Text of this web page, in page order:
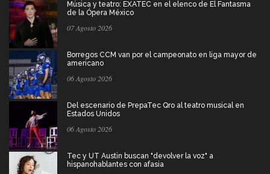
Música y teatro: EXATEC en el elenco de El Fantasma
de la Ópera México
07 Agosto 2026
Borregos CCM van por el campeonato en liga mayor de
americano
06 Agosto 2026
Del escenario de PrepaTec Qro al teatro musical en
Estados Unidos
06 Agosto 2026
Tec y UT Austin buscan "devolver la voz" a
hispanohablantes con afasia